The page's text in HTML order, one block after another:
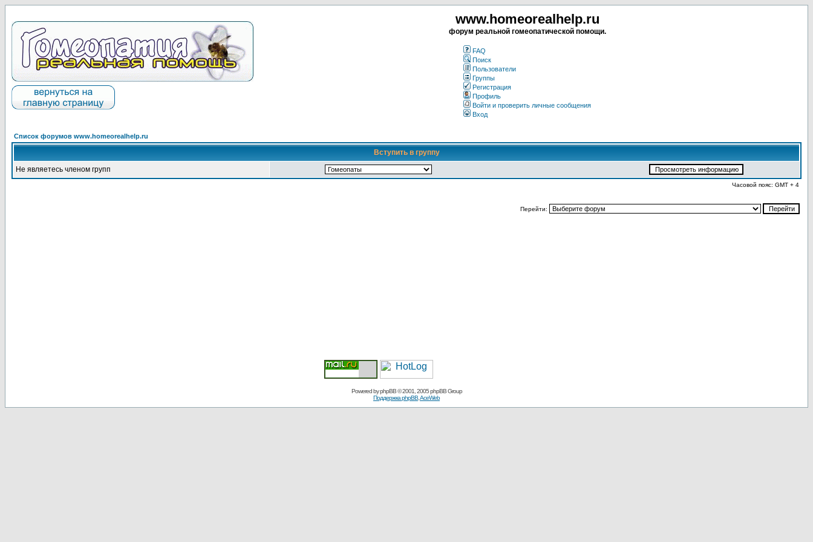
www.homeorealhelp.ru
форум реальной гомеопатической помощи.
FAQ
Поиск
Пользователи
Группы
Регистрация
Профиль
Войти и проверить личные сообщения
Вход
Список форумов www.homeorealhelp.ru
Вступить в группу
Не являетесь членом групп
Часовой пояс: GMT + 4
Перейти:
Powered byphpBB© 2001, 2005 phpBB Group
Поддержка phpBB AceWeb